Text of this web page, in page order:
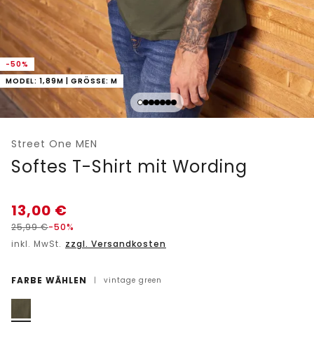
-50%
MODEL: 1,89M | GRÖSSE: M
Street One MEN
Softes T-Shirt mit Wording
13,00 €
25,99€-50%
inkl. MwSt. zzgl. Versandkosten
FARBE WÄHLEN | vintage green